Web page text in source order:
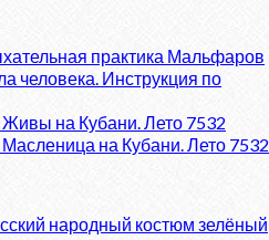
практика Мальфаров
человека. Инструкция по
на Кубани. Лето 7532
на Кубани. Лето 7532
народный костюм зелёный